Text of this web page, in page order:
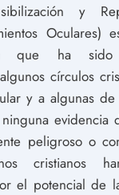
y
Oculares)
que ha
círculos
y a algunas de
evidencia
peligroso o
cristianos
el potencial de